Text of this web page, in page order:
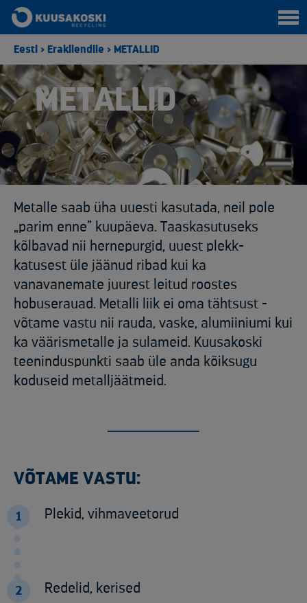
Eesti > Erakliendile > METALLID
METALLID
Metalle saab üha uuesti kasutada, neil pole
„parim enne” kuupäeva. Taaskasutuseks
kõlbavad nii hernepurgid, uuest plekk-
katusest üle jäänud ribad kui ka
vanavanemate juurest leitud roostes
hobuserauad. Metalli liik ei oma tähtsust -
võtame vastu nii rauda, vaske, alumiiniumi kui
ka väärismetalle ja sulameid. Kuusakoski
teeninduspunkti saab üle anda kõiksugu
koduseid metalljäätmeid.
VÕTAME VASTU:
1 Plekid, vihmaveetorud
2 Redelid, kerised